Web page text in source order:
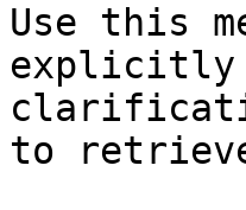
Use this
explicitly